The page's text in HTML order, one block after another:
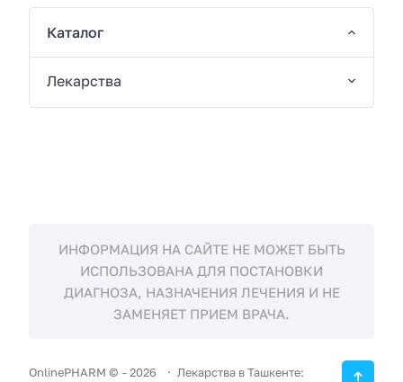
Каталог
Лекарства
ИНФОРМАЦИЯ НА САЙТЕ НЕ МОЖЕТ БЫТЬ
ИСПОЛЬЗОВАНА ДЛЯ ПОСТАНОВКИ
ДИАГНОЗА, НАЗНАЧЕНИЯ ЛЕЧЕНИЯ И НЕ
ЗАМЕНЯЕТ ПРИЕМ ВРАЧА.
OnlinePHARM © -2026 Лекарства в Ташкенте: